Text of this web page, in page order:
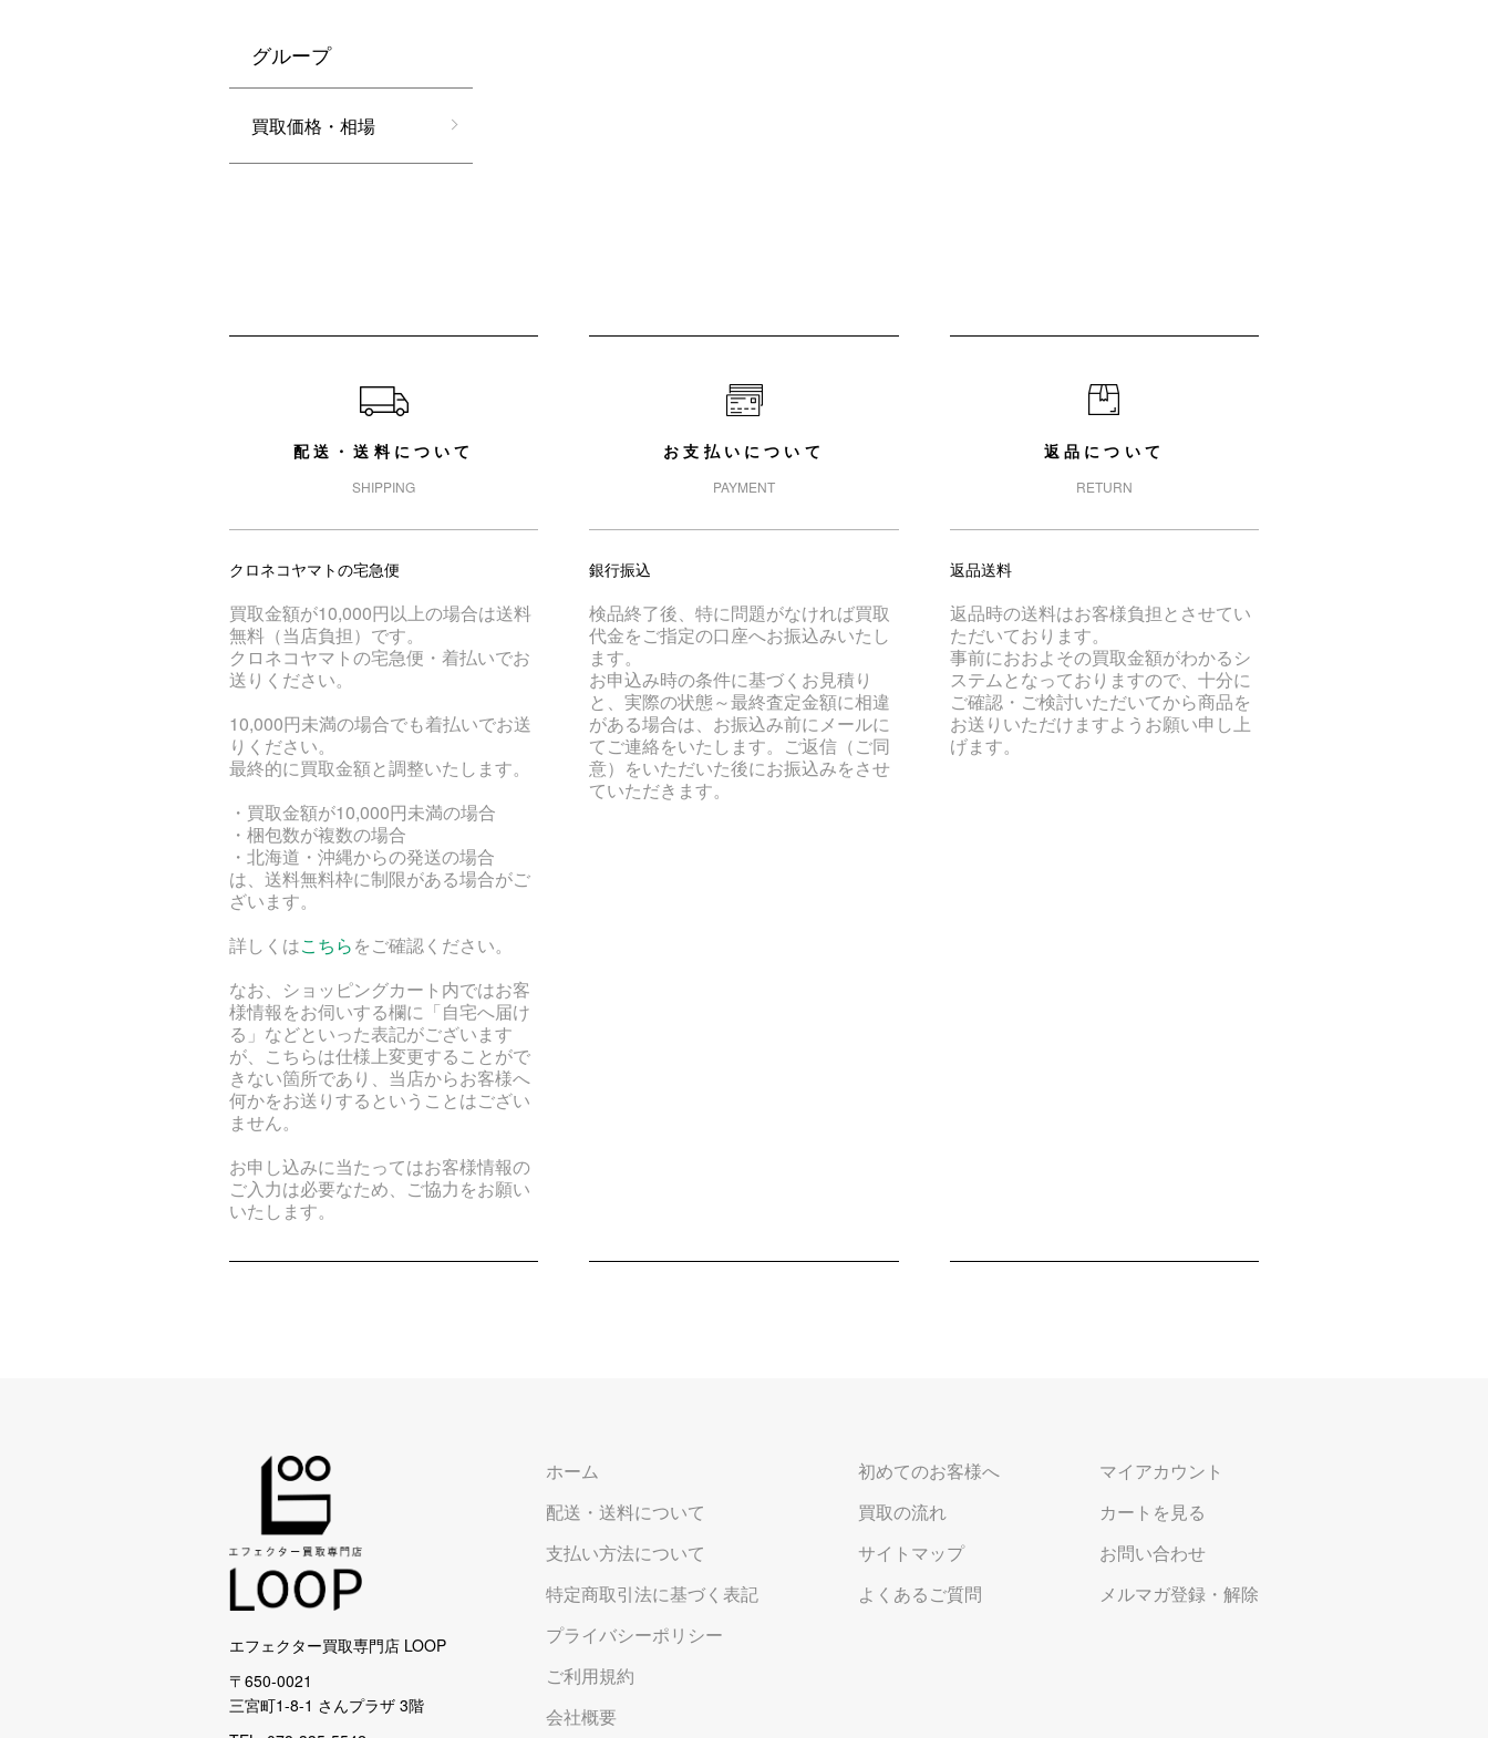
グループ
買取価格・相場
配送・送料について
SHIPPING
クロネコヤマトの宅急便
買取金額が10,000円以上の場合は送料
無料（当店負担）です。
クロネコヤマトの宅急便・着払いでお
送りください。
10,000円未満の場合でも着払いでお送
りください。
最終的に買取金額と調整いたします。
・買取金額が10,000円未満の場合
・梱包数が複数の場合
・北海道・沖縄からの発送の場合
は、送料無料枠に制限がある場合がご
ざいます。
詳しくはこちらをご確認ください。
なお、ショッピングカート内ではお客
様情報をお伺いする欄に「自宅へ届け
る」などといった表記がございます
が、こちらは仕様上変更することがで
きない箇所であり、当店からお客様へ
何かをお送りするということはござい
ません。
お申し込みに当たってはお客様情報の
ご入力は必要なため、ご協力をお願い
いたします。
お支払いについて
PAYMENT
銀行振込
検品終了後、特に問題がなければ買取
代金をご指定の口座へお振込みいたし
ます。
お申込み時の条件に基づくお見積り
と、実際の状態～最終査定金額に相違
がある場合は、お振込み前にメールに
てご連絡をいたします。ご返信（ご同
意）をいただいた後にお振込みをさせ
ていただきます。
返品について
RETURN
返品送料
返品時の送料はお客様負担とさせてい
ただいております。
事前におおよその買取金額がわかるシ
ステムとなっておりますので、十分に
ご確認・ご検討いただいてから商品を
お送りいただけますようお願い申し上
げます。
エフェクター買取専門店 LOOP
〒650-0021
三宮町1-8-1 さんプラザ 3階
ホーム
配送・送料について
支払い方法について
特定商取引法に基づく表記
プライバシーポリシー
ご利用規約
会社概要
初めてのお客様へ
買取の流れ
サイトマップ
よくあるご質問
マイアカウント
カートを見る
お問い合わせ
メルマガ登録・解除